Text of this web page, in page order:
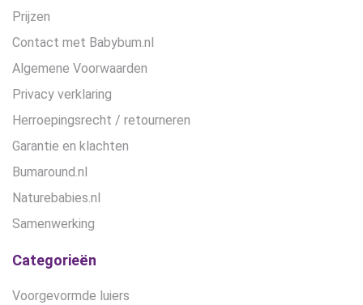
Prijzen
Contact met Babybum.nl
Algemene Voorwaarden
Privacy verklaring
Herroepingsrecht / retourneren
Garantie en klachten
Bumaround.nl
Naturebabies.nl
Samenwerking
Categorieën
Voorgevormde luiers